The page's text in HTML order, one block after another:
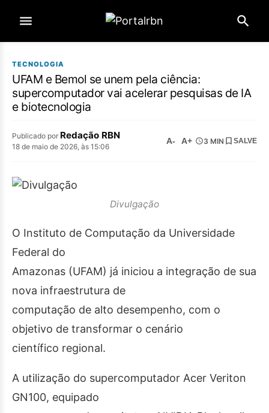
TECNOLOGIA
UFAM e Bemol se unem pela ciência:
supercomputador vai acelerar pesquisas de IA
e biotecnologia
Publicado por Redação RBN
18 de maio de 2026, às 15:06
A- A+ 3 MIN SALVE
Divulgação
O Instituto de Computação da Universidade
Federal do
Amazonas (UFAM) já iniciou a integração de sua
nova infraestrutura de
computação de alto desempenho, com o
objetivo de transformar o cenário
científico regional.
A utilização do supercomputador Acer Veriton
GN100, equipado